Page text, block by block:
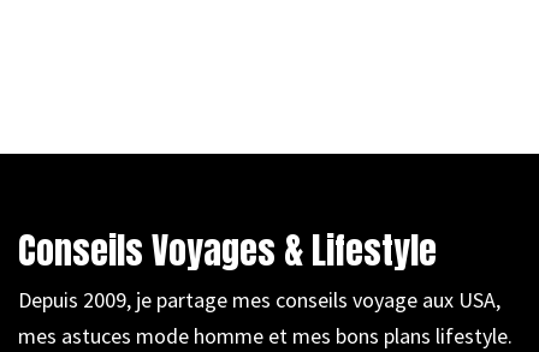
Conseils Voyages & Lifestyle
Depuis 2009, je partage mes conseils voyage aux USA,
mes astuces mode homme et mes bons plans lifestyle.